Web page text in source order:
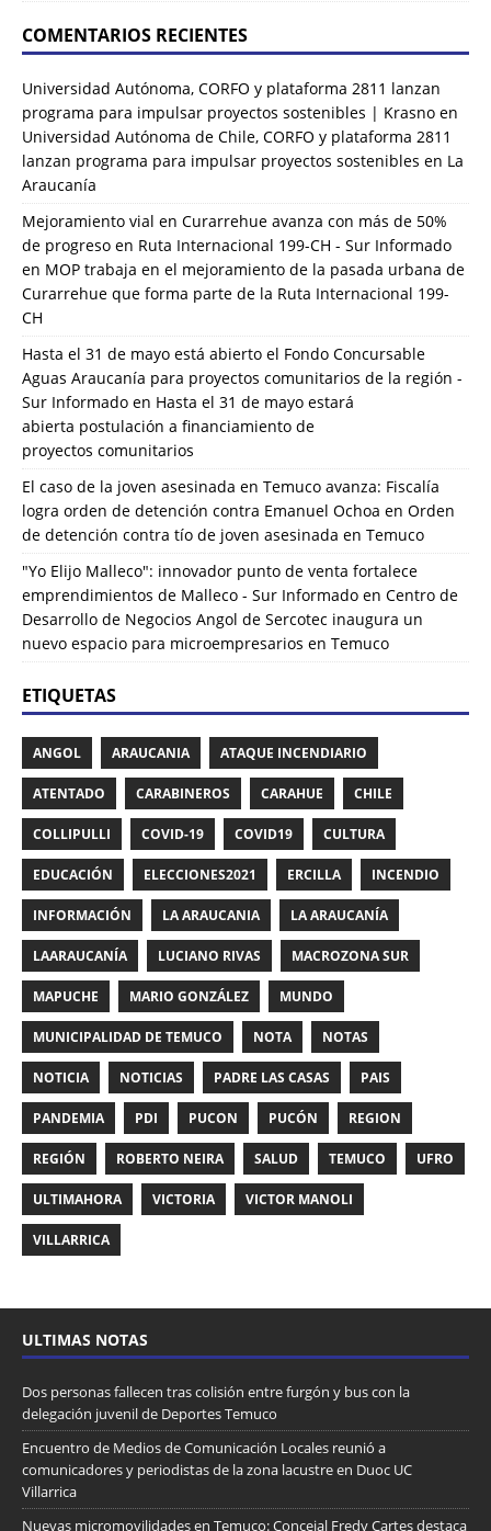
COMENTARIOS RECIENTES
Universidad Autónoma, CORFO y plataforma 2811 lanzan
programa para impulsar proyectos sostenibles | Krasno en
Universidad Autónoma de Chile, CORFO y plataforma 2811
lanzan programa para impulsar proyectos sostenibles en La
Araucanía
Mejoramiento vial en Curarrehue avanza con más de 50%
de progreso en Ruta Internacional 199-CH - Sur Informado
en MOP trabaja en el mejoramiento de la pasada urbana de
Curarrehue que forma parte de la Ruta Internacional 199-
CH
Hasta el 31 de mayo está abierto el Fondo Concursable
Aguas Araucanía para proyectos comunitarios de la región -
Sur Informado en Hasta el 31 de mayo estará
abierta postulación a financiamiento de
proyectos comunitarios
El caso de la joven asesinada en Temuco avanza: Fiscalía
logra orden de detención contra Emanuel Ochoa en Orden
de detención contra tío de joven asesinada en Temuco
"Yo Elijo Malleco": innovador punto de venta fortalece
emprendimientos de Malleco - Sur Informado en Centro de
Desarrollo de Negocios Angol de Sercotec inaugura un
nuevo espacio para microempresarios en Temuco
ETIQUETAS
ANGOL ARAUCANIA ATAQUE INCENDIARIO
ATENTADO CARABINEROS CARAHUE CHILE
COLLIPULLI COVID-19 COVID19 CULTURA
EDUCACIÓN ELECCIONES2021 ERCILLA INCENDIO
INFORMACIÓN LA ARAUCANIA LA ARAUCANÍA
LAARAUCANÍA LUCIANO RIVAS MACROZONA SUR
MAPUCHE MARIO GONZÁLEZ MUNDO
MUNICIPALIDAD DE TEMUCO NOTA NOTAS
NOTICIA NOTICIAS PADRE LAS CASAS PAIS
PANDEMIA PDI PUCON PUCÓN REGION
REGIÓN ROBERTO NEIRA SALUD TEMUCO UFRO
ULTIMAHORA VICTORIA VICTOR MANOLI
VILLARRICA
ULTIMAS NOTAS
Dos personas fallecen tras colisión entre furgón y bus con la
delegación juvenil de Deportes Temuco
Encuentro de Medios de Comunicación Locales reunió a
comunicadores y periodistas de la zona lacustre en Duoc UC
Villarrica
Nuevas micromovilidades en Temuco: Concejal Fredy Cartes destaca